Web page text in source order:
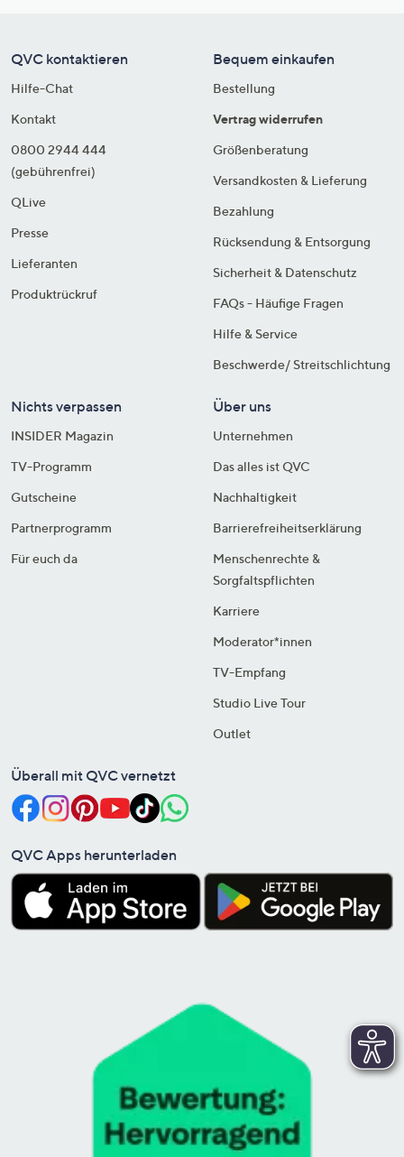
QVC kontaktieren
Hilfe-Chat
Kontakt
0800 2944 444
(gebührenfrei)
QLive
Presse
Lieferanten
Produktrückruf
Bequem einkaufen
Bestellung
Vertrag widerrufen
Größenberatung
Versandkosten & Lieferung
Bezahlung
Rücksendung & Entsorgung
Sicherheit & Datenschutz
FAQs - Häufige Fragen
Hilfe & Service
Beschwerde/ Streitschlichtung
Nichts verpassen
INSIDER Magazin
TV-Programm
Gutscheine
Partnerprogramm
Für euch da
Über uns
Unternehmen
Das alles ist QVC
Nachhaltigkeit
Barrierefreiheitserklärung
Menschenrechte &
Sorgfaltspflichten
Karriere
Moderator*innen
TV-Empfang
Studio Live Tour
Outlet
Überall mit QVC vernetzt
QVC Apps herunterladen